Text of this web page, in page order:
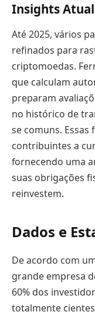
Insights
Até 2025, vários
refinados para
criptomoedas.
que calculam
preparam
no histórico de
se comuns.
contribuintes a
fornecendo uma
suas obrigações
reinvestem.
Dados e
De acordo com
grande empresa
60% dos
totalmente